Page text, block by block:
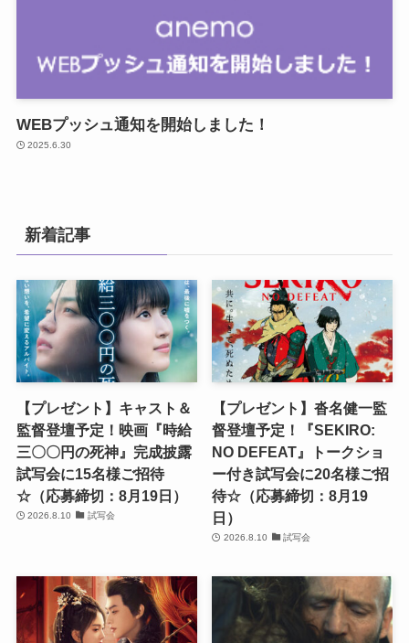
WEBプッシュ通知を開始しました！
2025.6.30
新着記事
【プレゼント】キャスト＆
監督登壇予定！映画『時給
三〇〇円の死神』完成披露
試写会に15名様ご招待
☆（応募締切：8月19日）
2026.8.10 試写会
【プレゼント】沓名健一監
督登壇予定！『SEKIRO:
NO DEFEAT』トークショ
ー付き試写会に20名様ご招
待☆（応募締切：8月19
日）
2026.8.10 試写会